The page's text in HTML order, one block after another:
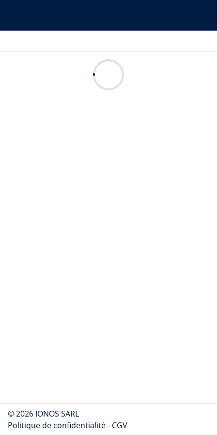
© 2026 IONOS SARL
Politique de confidentialité- CGV